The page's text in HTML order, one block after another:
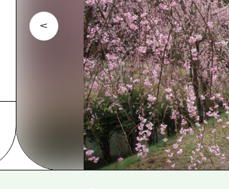
世界遗产 自然 艺北
宫岛周边
东山口
超值的游览门票
行李寄存和运送服务
岛根